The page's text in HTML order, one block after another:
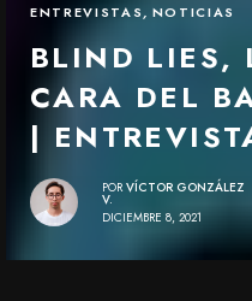
ENTREVISTAS, NOTICIAS
BLIND LIES,
CARA DEL
|
POR VÍCTOR GONZÁLEZ
V.
DICIEMBRE 8, 2021